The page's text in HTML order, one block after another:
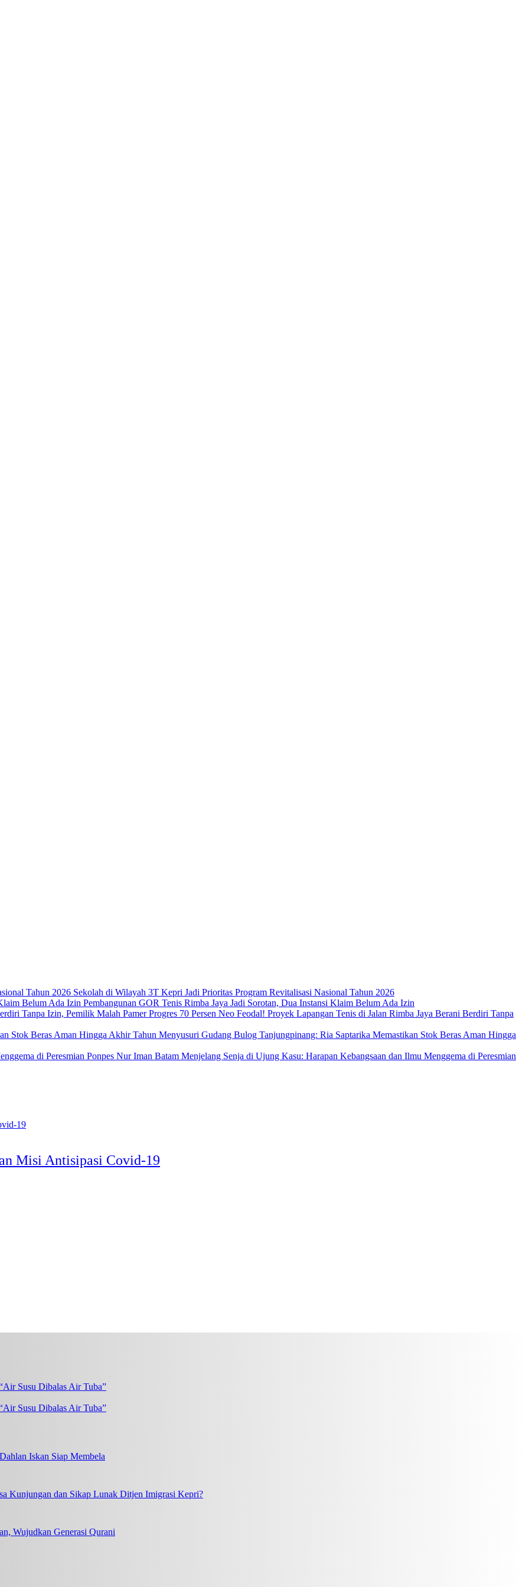
Sekolah di Wilayah 3T Kepri Jadi Prioritas Program Revitalisasi Nasional Tahun 2026
Pembangunan GOR Tenis Rimba Jaya Jadi Sorotan, Dua Instansi Klaim Belum Ada Izin
Neo Feodal! Proyek Lapangan Tenis di Jalan Rimba Jaya Berani Berdiri Tanpa
Menyusuri Gudang Bulog Tanjungpinang: Ria Saptarika Memastikan Stok Beras Aman Hingga
Menjelang Senja di Ujung Kasu: Harapan Kebangsaan dan Ilmu Menggema di Peresmian
Misi Antisipasi Covid-19
Susu Dibalas Air Tuba”
Iskan Siap Membela
Kunjungan dan Sikap Lunak Ditjen Imigrasi Kepri?
Wujudkan Generasi Qurani